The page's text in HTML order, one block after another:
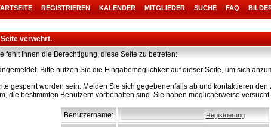
REGISTRIEREN KALENDER MITGLIEDER SUCHE FAQ
verwehrt.
fehlt Ihnen die Berechtigung, diese Seite zu betreten:
Bitte nutzen Sie die Eingabemöglichkeit auf dieser Seite, um sich
gesperrt worden sein. Melden Sie sich gegebenenfalls ab und kontaktieren den
die bestimmten Benutzern vorbehalten sind. Sie haben möglicherweise
Benutzername: Registrierung